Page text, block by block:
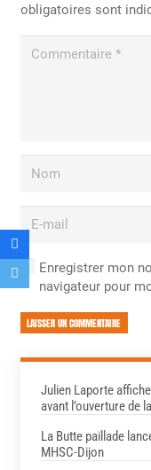
obligatoires sont
Enregistrer mon
navigateur pour
LAISSER UN COMMENTAIRE
Julien Laporte
avant l’ouverture de
La Butte paillade
MHSC-Dijon